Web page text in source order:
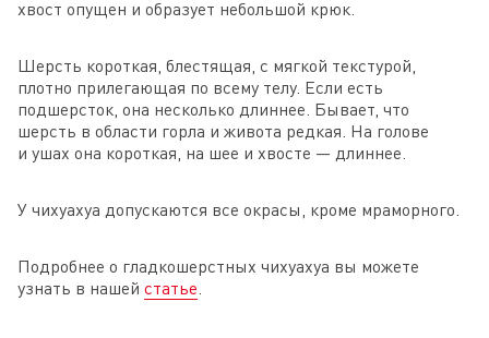
хвост опущен и образует небольшой крюк.
Шерсть короткая, блестящая, с мягкой текстурой,
плотно прилегающая по всему телу. Если есть
подшерсток, она несколько длиннее. Бывает, что
шерсть в области горла и живота редкая. На голове
и ушах она короткая, на шее и хвосте — длиннее.
У чихуахуа допускаются все окрасы, кроме мраморного.
Подробнее о гладкошерстных чихуахуа вы можете
узнать в нашей статье